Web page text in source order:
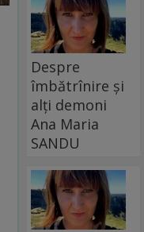
Despre
îmbătrînire și
alți demoni
Ana Maria
SANDU